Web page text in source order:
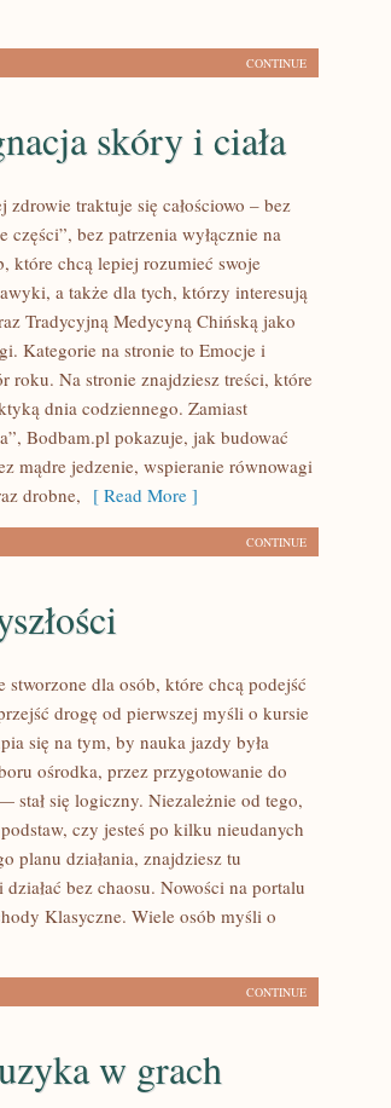
CONTINUE
skóry i ciała
traktuje się całościowo – bez
części”, bez patrzenia wyłącznie na
które chcą lepiej rozumieć swoje
a także dla tych, którzy interesują
Tradycyjną Medycyną Chińską jako
Kategorie na stronie to Emocje i
roku. Na stronie znajdziesz treści, które
dnia codziennego. Zamiast
Bodbam.pl pokazuje, jak budować
mądre jedzenie, wspieranie równowagi
drobne, [ Read More ]
CONTINUE
stworzone dla osób, które chcą podejść
drogę od pierwszej myśli o kursie
się na tym, by nauka jazdy była
ośrodka, przez przygotowanie do
się logiczny. Niezależnie od tego,
czy jesteś po kilku nieudanych
planu działania, znajdziesz tu
bez chaosu. Nowości na portalu
Klasyczne. Wiele osób myśli o
CONTINUE
w grach